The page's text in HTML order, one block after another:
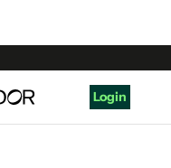
Login